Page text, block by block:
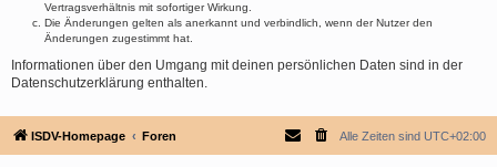
Vertragsverhältnis mit sofortiger Wirkung.
Die Änderungen gelten als anerkannt und verbindlich, wenn der Nutzer den
Änderungen zugestimmt hat.
Informationen über den Umgang mit deinen persönlichen Daten sind in der
Datenschutzerklärung enthalten.
ISDV-Homepage Foren Alle Zeiten sind UTC+02:00